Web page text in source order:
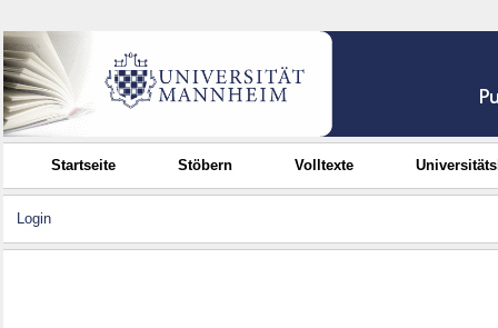
Startseite Stöbern Volltexte
Login